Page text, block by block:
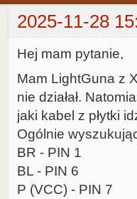
2025-11-28
Hej mam pytanie,
Mam LightGuna z
nie działał.
jaki kabel z płytki
Ogólnie
BR - PIN 1
BL - PIN 6
P (VCC) - PIN 7